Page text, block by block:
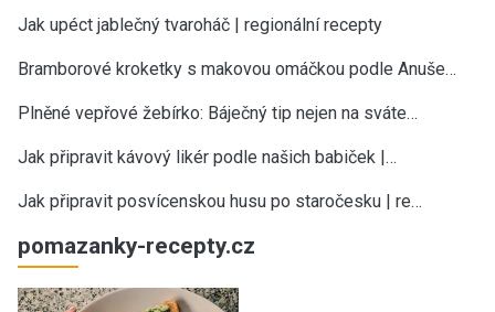
Jak upéct jablečný tvaroháč | regionální recepty
Bramborové kroketky s makovou omáčkou podle Anuše…
Plněné vepřové žebírko: Báječný tip nejen na sváte…
Jak připravit kávový likér podle našich babiček |…
Jak připravit posvícenskou husu po staročesku | re…
pomazanky-recepty.cz